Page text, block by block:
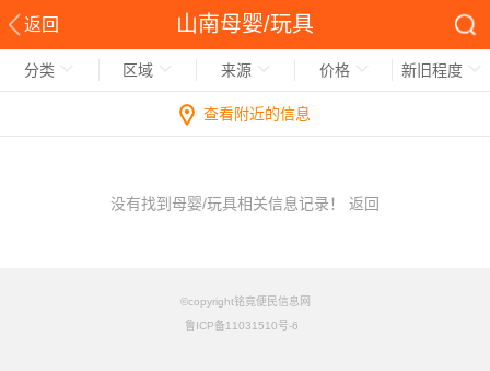
返回 山南母婴/玩具
分类 区域 来源 价格 新旧程度
查看附近的信息
没有找到母婴/玩具相关信息记录！ 返回
©copyright铭竟便民信息网
鲁ICP备11031510号-6